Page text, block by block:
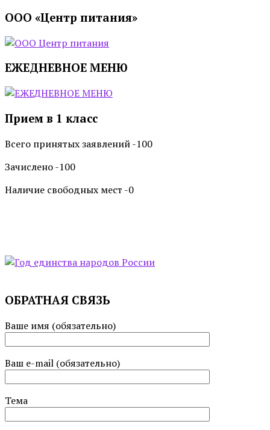
ООО «Центр питания»
ЕЖЕДНЕВНОЕ МЕНЮ
Прием в 1 класс
Всего принятых заявлений -100
Зачислено -100
Наличие свободных мест -0
ОБРАТНАЯ СВЯЗЬ
Ваше имя (обязательно)
Ваш e-mail (обязательно)
Тема